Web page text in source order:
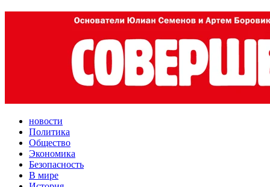
новости
Политика
Общество
Экономика
Безопасность
В мире